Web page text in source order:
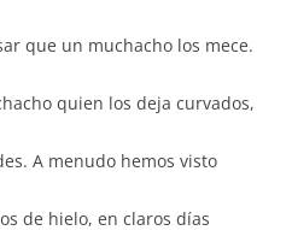
que un muchacho los mece.
quien los deja curvados,
A menudo hemos visto
de hielo, en claros días